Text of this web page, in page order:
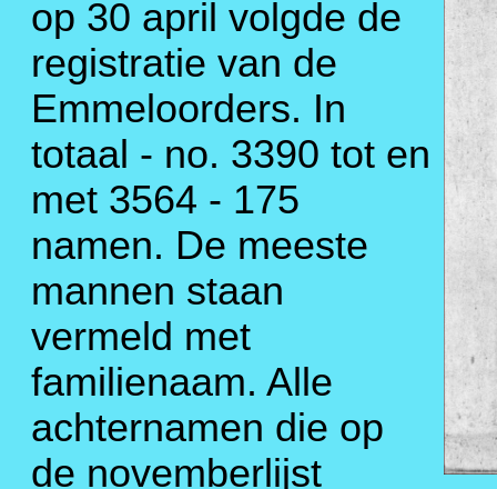
op 30 april volgde de
registratie van de
Emmeloorders. In
totaal - no. 3390 tot en
met 3564 - 175
namen. De meeste
mannen staan
vermeld met
familienaam. Alle
achternamen die op
de novemberlijst